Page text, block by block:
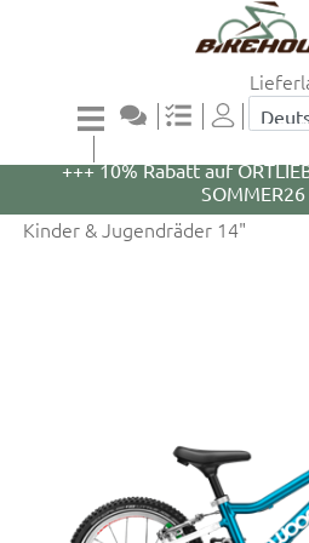
+++ 5% Rabatt auf WOOM
+++ 10% Rabatt auf
Kinder & Jugendräder 14"